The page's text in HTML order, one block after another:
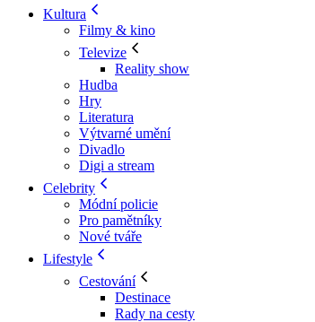
Kultura
Filmy & kino
Televize
Reality show
Hudba
Hry
Literatura
Výtvarné umění
Divadlo
Digi a stream
Celebrity
Módní policie
Pro pamětníky
Nové tváře
Lifestyle
Cestování
Destinace
Rady na cesty